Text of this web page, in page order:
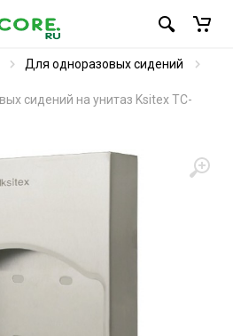
Для одноразовых сидений
сидений на унитаз Ksitex TC-